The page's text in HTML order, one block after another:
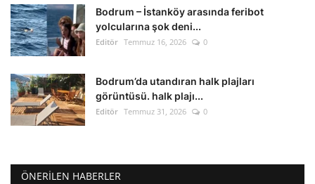
Bodrum – İstanköy arasında feribot
yolcularına şok deni...
Editör Temmuz 16, 2026 0
Bodrum’da utandıran halk plajları
görüntüsü. halk plajı...
Editör Temmuz 31, 2026 0
ÖNERILEN HABERLER